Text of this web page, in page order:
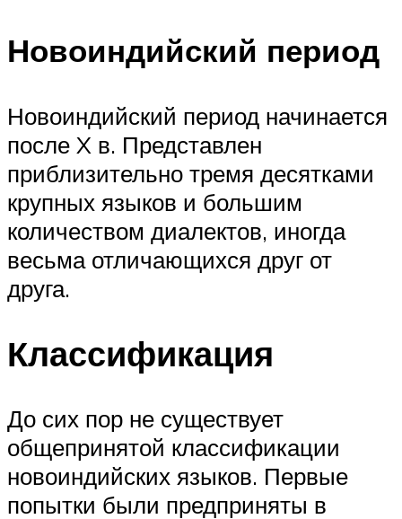
Новоиндийский период
Новоиндийский период начинается
после X в. Представлен
приблизительно тремя десятками
крупных языков и большим
количеством диалектов, иногда
весьма отличающихся друг от
друга.
Классификация
До сих пор не существует
общепринятой классификации
новоиндийских языков. Первые
попытки были предприняты в